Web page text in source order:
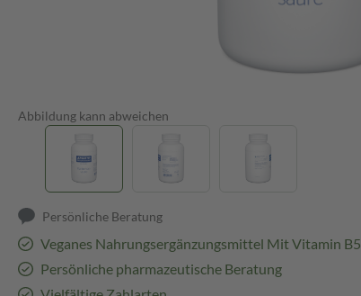
Abbildung kann abweichen
Persönliche Beratung
Veganes Nahrungsergänzungsmittel Mit Vitamin B5
Persönliche pharmazeutische Beratung